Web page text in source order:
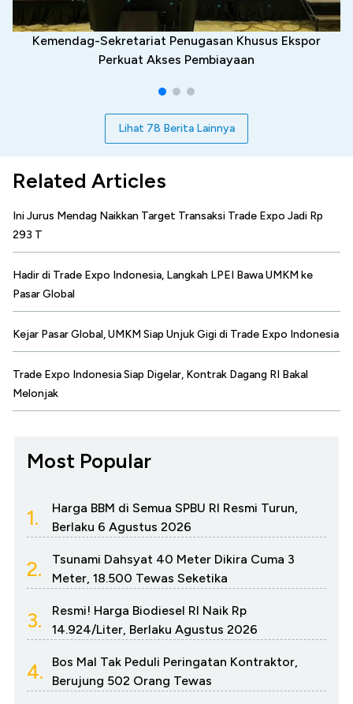
Kemendag-Sekretariat Penugasan Khusus Ekspor
Perkuat Akses Pembiayaan
Lihat 78 Berita Lainnya
Related Articles
Ini Jurus Mendag Naikkan Target Transaksi Trade Expo Jadi Rp
293 T
Hadir di Trade Expo Indonesia, Langkah LPEI Bawa UMKM ke
Pasar Global
Kejar Pasar Global, UMKM Siap Unjuk Gigi di Trade Expo Indonesia
Trade Expo Indonesia Siap Digelar, Kontrak Dagang RI Bakal
Melonjak
Most Popular
1.
Harga BBM di Semua SPBU RI Resmi Turun,
Berlaku 6 Agustus 2026
2.
Tsunami Dahsyat 40 Meter Dikira Cuma 3
Meter, 18.500 Tewas Seketika
3.
Resmi! Harga Biodiesel RI Naik Rp
14.924/Liter, Berlaku Agustus 2026
4.
Bos Mal Tak Peduli Peringatan Kontraktor,
Berujung 502 Orang Tewas